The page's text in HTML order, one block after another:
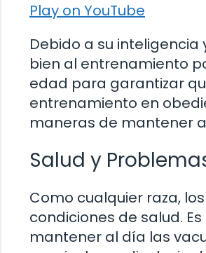
Play on YouTube
Debido a su
bien al entrenamiento
edad para garantizar
entrenamiento en
maneras de mantener
Salud y
Como cualquier raza,
condiciones de salud.
mantener al día las